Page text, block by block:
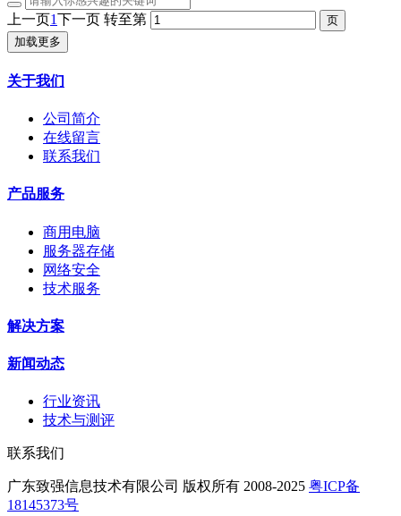
上一页1下一页 转至第
加载更多
关于我们
公司简介
在线留言
联系我们
产品服务
商用电脑
服务器存储
网络安全
技术服务
解决方案
新闻动态
行业资讯
技术与测评
联系我们
广东致强信息技术有限公司 版权所有 2008-2025 粤ICP备
18145373号